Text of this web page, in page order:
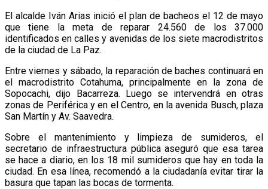
El alcalde Iván Arias inició el plan de bacheos el 12 de mayo
que tiene la meta de reparar 24.560 de los 37.000
identificados en calles y avenidas de los siete macrodistritos
de la ciudad de La Paz.
Entre viernes y sábado, la reparación de baches continuará en
el macrodistrito Cotahuma, principalmente en la zona de
Sopocachi, dijo Bacarreza. Luego se intervendrá en otras
zonas de Periférica y en el Centro, en la avenida Busch, plaza
San Martín y Av. Saavedra.
Sobre el mantenimiento y limpieza de sumideros, el
secretario de infraestructura pública aseguró que esa tarea
se hace a diario, en los 18 mil sumideros que hay en toda la
ciudad. En esa línea, recomendó a la ciudadanía evitar tirar la
basura que tapan las bocas de tormenta.